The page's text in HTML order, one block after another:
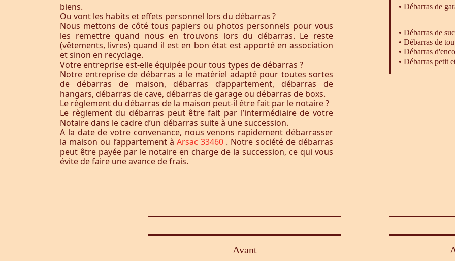
biens.
Ou vont les habits et effets personnel lors du débarras ?
Nous mettons de côté tous papiers ou photos personnels pour vous
les remettre quand nous en trouvons lors du débarras. Le reste
(vêtements, livres) quand il est en bon état est apporté en association
et sinon en recyclage.
Votre entreprise est-elle équipée pour tous types de débarras ?
Notre entreprise de débarras a le matèriel adapté pour toutes sortes
de débarras de maison, débarras d’appartement, débarras de
hangars, débarras de cave, débarras de garage ou débarras de boxs.
Le règlement du débarras de la maison peut-il être fait par le notaire ?
Le règlement du débarras peut être fait par l’intermédiaire de votre
Notaire dans le cadre d’un débarras suite à une succession.
A la date de votre convenance, nous venons rapidement débarrasser
la maison ou l’appartement à Arsac 33460 . Notre société de débarras
peut être payée par le notaire en charge de la succession, ce qui vous
évite de faire une avance de frais.
• Débarras de
• Débarras de
• Débarras de
• Débarras
• Débarras petit
Avant